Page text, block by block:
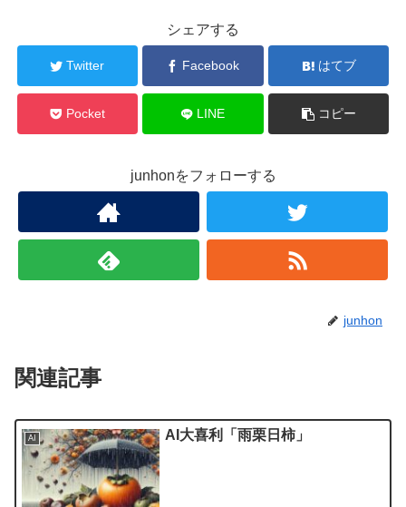
シェアする
Twitter Facebook はてブ
Pocket LINE コピー
junhonをフォローする
junhon
関連記事
AI AI大喜利「雨栗日柿」